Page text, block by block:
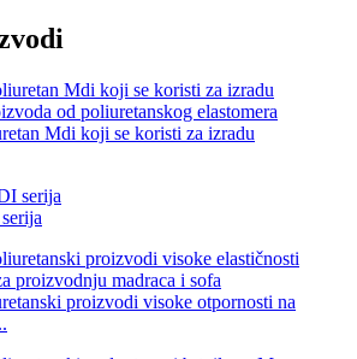
Mdi koji se koristi za izradu
proizvodi visoke otpornosti na